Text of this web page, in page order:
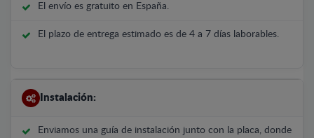
El envío es gratuito en España.
El plazo de entrega estimado es de 4 a 7 días laborables.
Instalación:
Enviamos una guía de instalación junto con la placa, donde